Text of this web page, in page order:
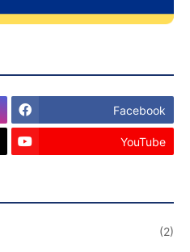
Facebook
YouTube
(2)